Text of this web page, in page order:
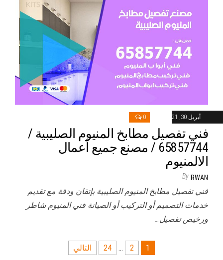
أبريل 30, 2021 0
فني تفصيل مطابخ المنيوم الصليبية /
65857744 / مصنع جميع أعمال
الالمنيوم
By RWAN
فني تفصيل مطابخ المنيوم الصليبية بإتقان ودقة مع تقديم
خدمات التصميم أو التركيب أو الصيانة فني المنيوم شاطر
ورخيص تفصيل…
1
2
…
24 التالي